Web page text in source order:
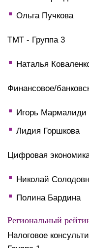
Ольга Пучкова
TMT - Группа 3
Наталья
Финансовое/
Игорь Мармалиди
Лидия Горшкова
Цифровая
Николай
Полина Бардина
Региональный
Налоговое